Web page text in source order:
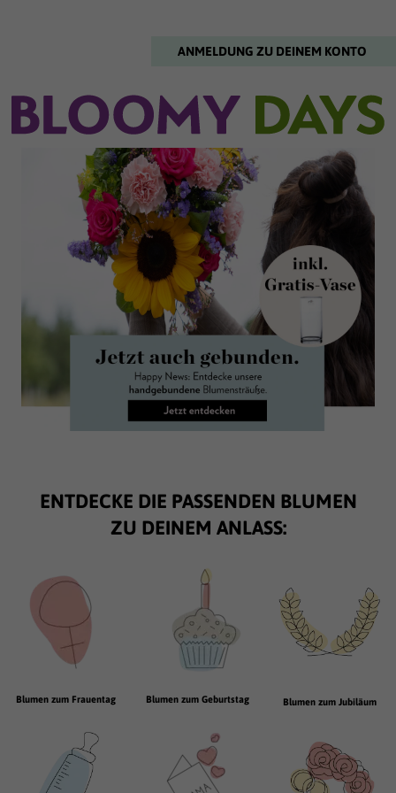
ANMELDUNG ZU DEINEM KONTO
ENTDECKE DIE PASSENDEN BLUMEN
ZU DEINEM ANLASS:
Blumen zum Frauentag Blumen zum Geburtstag Blumen zum Jubiläum